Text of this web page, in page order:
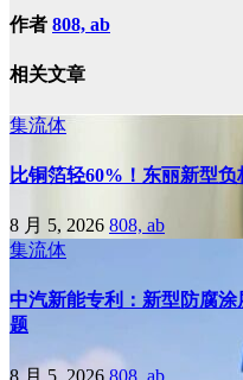
作者 808, ab
相关文章
集流体
比铜箔轻60%！东丽新型
8 月 5, 2026 808, ab
集流体
中汽新能专利：新型防腐
题
8 月 5, 2026 808, ab